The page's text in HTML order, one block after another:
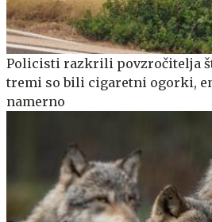
Policisti razkrili povzročitelja
tremi so bili cigaretni ogorki,
namerno